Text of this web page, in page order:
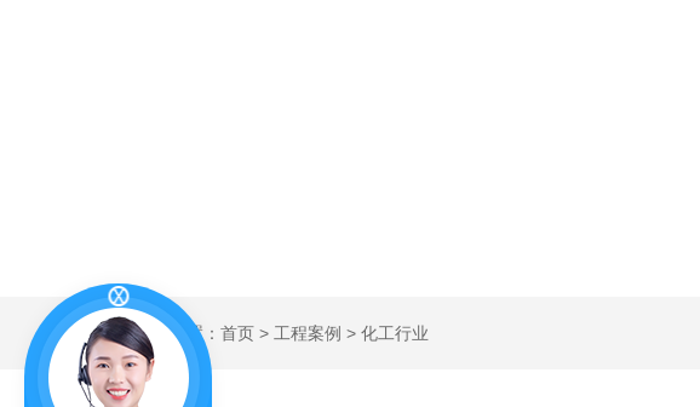
当前位置： 首页 > 工程案例 > 化工行业